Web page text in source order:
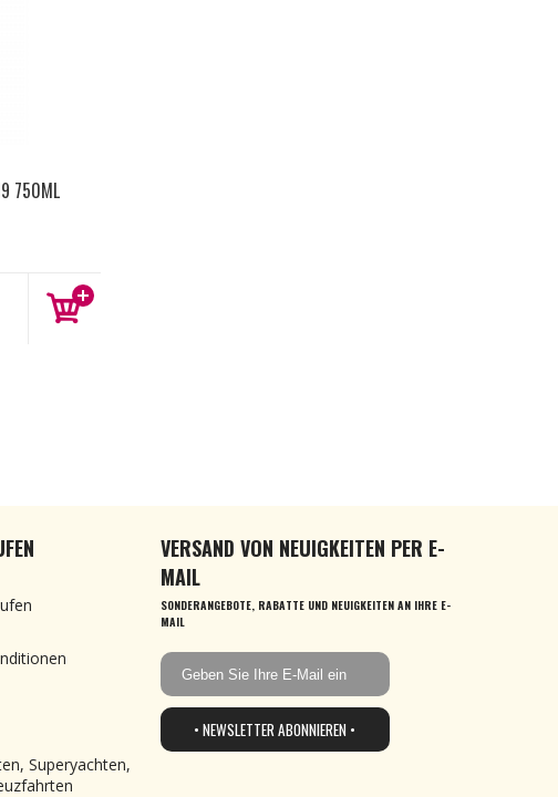
750ML
Superyachten,
VERSAND VON NEUIGKEITEN PER E-
MAIL
SONDERANGEBOTE, RABATTE UND NEUIGKEITEN AN IHRE E-
MAIL
• NEWSLETTER ABONNIEREN •